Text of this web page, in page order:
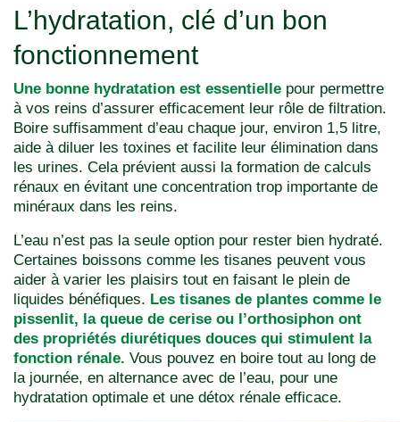
L’hydratation, clé d’un bon
fonctionnement
Une bonne hydratation est essentielle pour permettre
à vos reins d’assurer efficacement leur rôle de filtration.
Boire suffisamment d’eau chaque jour, environ 1,5 litre,
aide à diluer les toxines et facilite leur élimination dans
les urines. Cela prévient aussi la formation de calculs
rénaux en évitant une concentration trop importante de
minéraux dans les reins.
L’eau n’est pas la seule option pour rester bien hydraté.
Certaines boissons comme les tisanes peuvent vous
aider à varier les plaisirs tout en faisant le plein de
liquides bénéfiques. Les tisanes de plantes comme le
pissenlit, la queue de cerise ou l’orthosiphon ont
des propriétés diurétiques douces qui stimulent la
fonction rénale. Vous pouvez en boire tout au long de
la journée, en alternance avec de l’eau, pour une
hydratation optimale et une détox rénale efficace.